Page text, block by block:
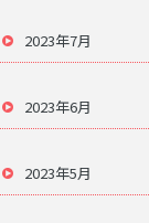
2023年7月
2023年6月
2023年5月